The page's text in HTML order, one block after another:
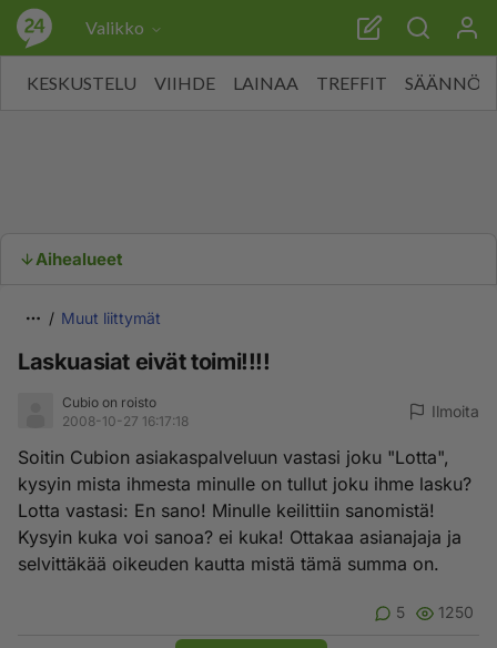
Valikko
KESKUSTELU VIIHDE LAINAA TREFFIT SÄÄNNÖT
Aihealueet
Muut liittymät
Laskuasiat eivät toimi!!!!
Cubio on roisto
2008-10-27 16:17:18
Ilmoita
Soitin Cubion asiakaspalveluun vastasi joku "Lotta",
kysyin mista ihmesta minulle on tullut joku ihme lasku?
Lotta vastasi: En sano! Minulle keilittiin sanomistä!
Kysyin kuka voi sanoa? ei kuka! Ottakaa asianajaja ja
selvittäkää oikeuden kautta mistä tämä summa on.
5 1250